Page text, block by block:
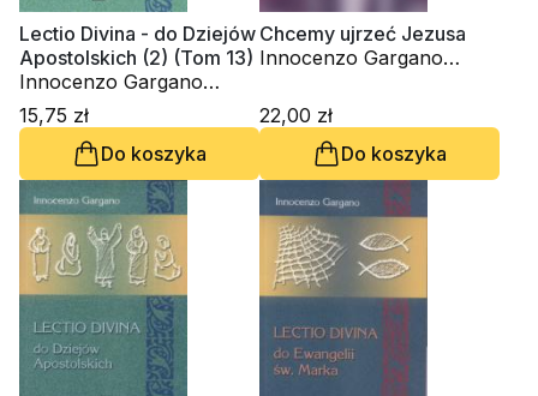
Lectio Divina - do Dziejów
Apostolskich (2) (Tom 13)
Innocenzo Gargano
OSBCam.
15,75 zł
Do koszyka
Chcemy ujrzeć Jezusa
Innocenzo Gargano
22,00 zł
Do koszyka